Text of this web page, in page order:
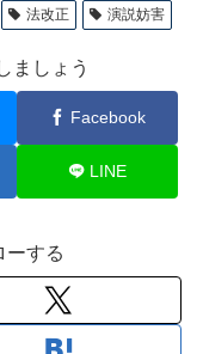
法改正 演説妨害
ましょう
Facebook
LINE
ーする